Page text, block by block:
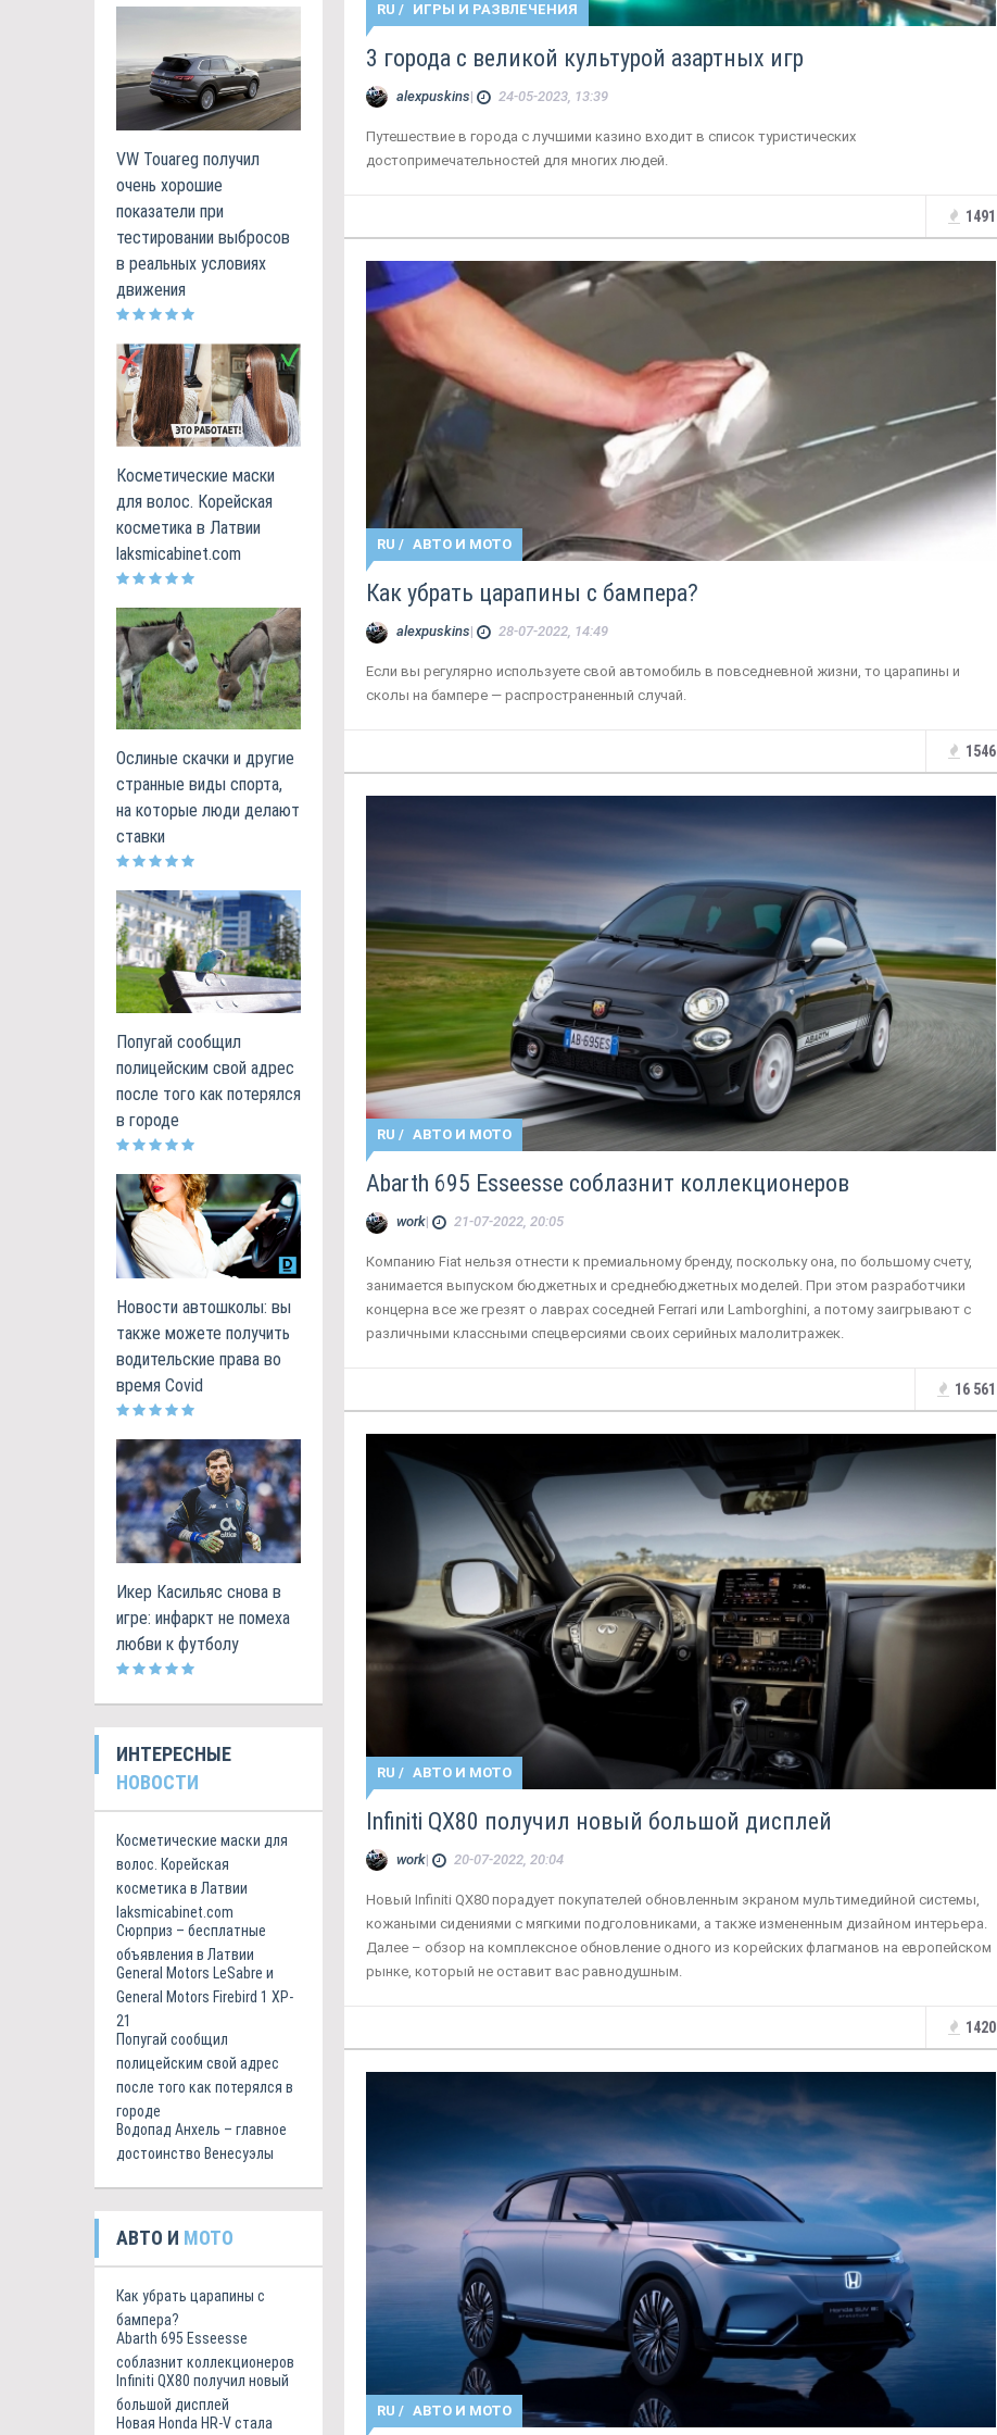
VW Touareg получил
очень хорошие
показатели при
тестировании выбросов
в реальных условиях
движения
Косметические маски
для волос. Корейская
косметика в Латвии
laksmicabinet.com
Ослиные скачки и другие
странные виды спорта,
на которые люди делают
ставки
Попугай сообщил
полицейским свой адрес
после того как потерялся
в городе
Новости автошколы: вы
также можете получить
водительские права во
время Covid
Икер Касильяс снова в
игре: инфаркт не помеха
любви к футболу
ИНТЕРЕСНЫЕ
НОВОСТИ
Косметические маски для
волос. Корейская
косметика в Латвии
laksmicabinet.com
Сюрприз – бесплатные
объявления в Латвии
General Motors LeSabre и
General Motors Firebird 1 XP-
21
Попугай сообщил
полицейским свой адрес
после того как потерялся в
городе
Водопад Анхель – главное
достоинство Венесуэлы
АВТО И МОТО
Как убрать царапины с
бампера?
Abarth 695 Esseesse
соблазнит коллекционеров
Infiniti QX80 получил новый
большой дисплей
Новая Honda HR-V стала
RU / ИГРЫ И РАЗВЛЕЧЕНИЯ
3 города с великой культурой азартных игр
alexpuskins| 24-05-2023, 13:39
Путешествие в города с лучшими казино входит в список туристических
достопримечательностей для многих людей.
1491
RU / АВТО И МОТО
Как убрать царапины с бампера?
alexpuskins| 28-07-2022, 14:49
Если вы регулярно используете свой автомобиль в повседневной жизни, то царапины и
сколы на бампере — распространенный случай.
1546
RU / АВТО И МОТО
Abarth 695 Esseesse соблазнит коллекционеров
work| 21-07-2022, 20:05
Компанию Fiat нельзя отнести к премиальному бренду, поскольку она, по большому счету,
занимается выпуском бюджетных и среднебюджетных моделей. При этом разработчики
концерна все же грезят о лаврах соседней Ferrari или Lamborghini, а потому заигрывают с
различными классными спецверсиями своих серийных малолитражек.
16 561
RU / АВТО И МОТО
Infiniti QX80 получил новый большой дисплей
work| 20-07-2022, 20:04
Новый Infiniti QX80 порадует покупателей обновленным экраном мультимедийной системы,
кожаными сидениями с мягкими подголовниками, а также измененным дизайном интерьера.
Далее – обзор на комплексное обновление одного из корейских флагманов на европейском
рынке, который не оставит вас равнодушным.
1420
RU / АВТО И МОТО